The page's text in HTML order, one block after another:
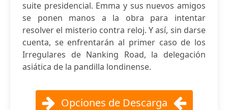
suite presidencial. Emma y sus nuevos amigos
se ponen manos a la obra para intentar
resolver el misterio contra reloj. Y así, sin darse
cuenta, se enfrentarán al primer caso de los
Irregulares de Nanking Road, la delegación
asiática de la pandilla londinense.
Opciones de Descarga